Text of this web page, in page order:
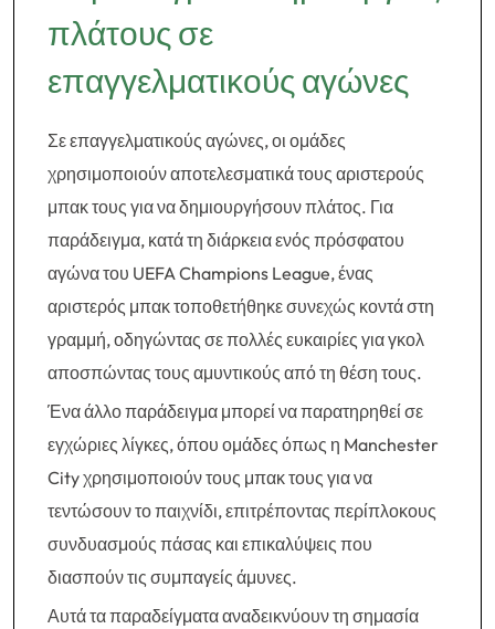
πλάτους σε
επαγγελματικούς αγώνες
Σε επαγγελματικούς αγώνες, οι ομάδες
χρησιμοποιούν αποτελεσματικά τους αριστερούς
μπακ τους για να δημιουργήσουν πλάτος. Για
παράδειγμα, κατά τη διάρκεια ενός πρόσφατου
αγώνα του UEFA Champions League, ένας
αριστερός μπακ τοποθετήθηκε συνεχώς κοντά στη
γραμμή, οδηγώντας σε πολλές ευκαιρίες για γκολ
αποσπώντας τους αμυντικούς από τη θέση τους.
Ένα άλλο παράδειγμα μπορεί να παρατηρηθεί σε
εγχώριες λίγκες, όπου ομάδες όπως η Manchester
City χρησιμοποιούν τους μπακ τους για να
τεντώσουν το παιχνίδι, επιτρέποντας περίπλοκους
συνδυασμούς πάσας και επικαλύψεις που
διασπούν τις συμπαγείς άμυνες.
Αυτά τα παραδείγματα αναδεικνύουν τη σημασία